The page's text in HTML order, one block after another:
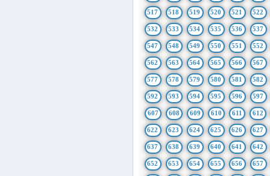
517 518 519 520 521 522
532 533 534 535 536 537
547 548 549 550 551 552
562 563 564 565 566 567
577 578 579 580 581 582
592 593 594 595 596 597
607 608 609 610 611 612
622 623 624 625 626 627
637 638 639 640 641 642
652 653 654 655 656 657